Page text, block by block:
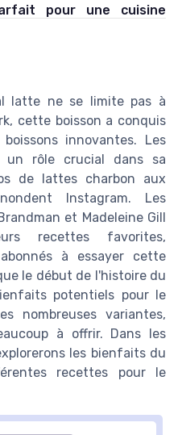
pour une cuisine
latte ne se limite pas à
cette boisson a conquis
innovantes. Les
un rôle crucial dans sa
de lattes charbon aux
Instagram. Les
et Madeleine Gill
recettes favorites,
à essayer cette
le début de l'histoire du
potentiels pour le
nombreuses variantes,
à offrir. Dans les
les bienfaits du
recettes pour le